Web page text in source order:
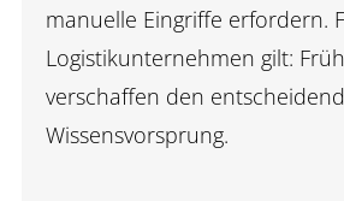
manuelle Eingriffe erfordern.
Logistikunternehmen gilt:
verschaffen den
Wissensvorsprung.